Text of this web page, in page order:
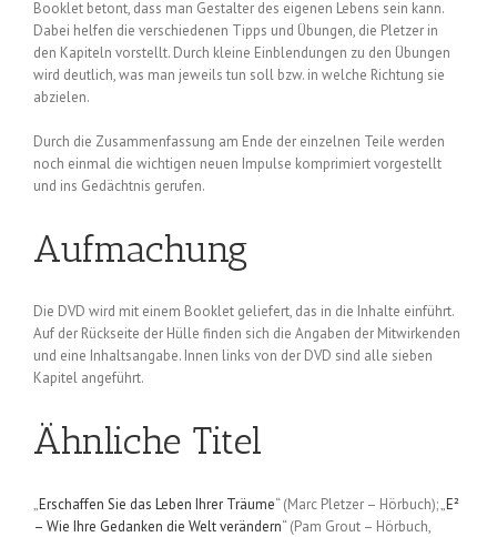
Booklet betont, dass man Gestalter des eigenen Lebens sein kann.
Dabei helfen die verschiedenen Tipps und Übungen, die Pletzer in
den Kapiteln vorstellt. Durch kleine Einblendungen zu den Übungen
wird deutlich, was man jeweils tun soll bzw. in welche Richtung sie
abzielen.
Durch die Zusammenfassung am Ende der einzelnen Teile werden
noch einmal die wichtigen neuen Impulse komprimiert vorgestellt
und ins Gedächtnis gerufen.
Aufmachung
Die DVD wird mit einem Booklet geliefert, das in die Inhalte einführt.
Auf der Rückseite der Hülle finden sich die Angaben der Mitwirkenden
und eine Inhaltsangabe. Innen links von der DVD sind alle sieben
Kapitel angeführt.
Ähnliche Titel
„Erschaffen Sie das Leben Ihrer Träume“ (Marc Pletzer – Hörbuch); „E²
– Wie Ihre Gedanken die Welt verändern“ (Pam Grout – Hörbuch,